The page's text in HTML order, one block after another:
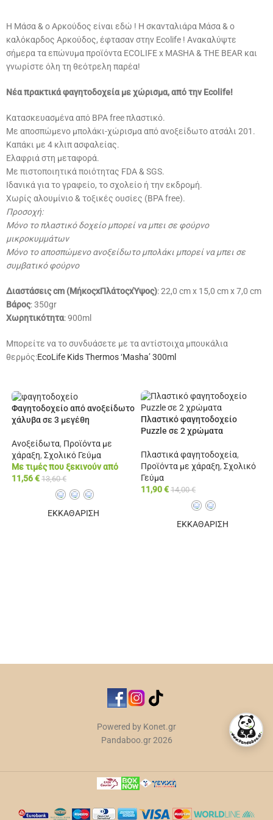
Η Μάσα & ο Αρκούδος είναι εδώ ! Η σκανταλιάρα Μάσα & ο
καλόκαρδος Αρκούδος, έφτασαν στην Ecolife ! Ανακαλύψτε
σήμερα τα επώνυμα προϊόντα ECOLIFE x ΜASHA & THE BEAR και
γνωρίστε όλη τη θεότρελη παρέα!
Νέα πρακτικά φαγητοδοχεία με χώρισμα, από την Ecolife!
Κατασκευασμένα από BPA free πλαστικό.
Με αποσπώμενο μπολάκι-χώρισμα από ανοξείδωτο ατσάλι 201.
Καπάκι με 4 κλιπ ασφαλείας.
Ελαφριά στη μεταφορά.
Με πιστοποιητικά ποιότητας FDA & SGS.
Ιδανικά για το γραφείο, το σχολείο ή την εκδρομή.
Χωρίς αλουμίνιο & τοξικές ουσίες (BPA free).
Προσοχή:
Μόνο το πλαστικό δοχείο μπορεί να μπει σε φούρνο
μικροκυμμάτων
Μόνο το αποσπώμενο ανοξείδωτο μπολάκι μπορεί να μπει σε
συμβατικό φούρνο
Διαστάσεις cm (MήκοςxΠλάτοςxΎψος): 22,0 cm x 15,0 cm x 7,0 cm
Βάρος: 350gr
Χωρητικότητα: 900ml
Μπορείτε να το συνδυάσετε με τα αντίστοιχα μπουκάλια
θερμός:EcoLife Kids Thermos ‘Masha’ 300ml
Φαγητοδοχείο από ανοξείδωτο
χάλυβα σε 3 μεγέθη
Ανοξείδωτα, Προϊόντα με
χάραξη, Σχολικό Γεύμα
Με τιμές που ξεκινούν από
11,56€ 13,60€
ΕΚΚΑΘΑΡΙΣΗ
Πλαστικό φαγητοδοχείο
Puzzle σε 2 χρώματα
Πλαστικά φαγητοδοχεία,
Προϊόντα με χάραξη, Σχολικό
Γεύμα
11,90€ 14,00€
ΕΚΚΑΘΑΡΙΣΗ
Powered by Konet.gr
Pandaboo.gr 2026